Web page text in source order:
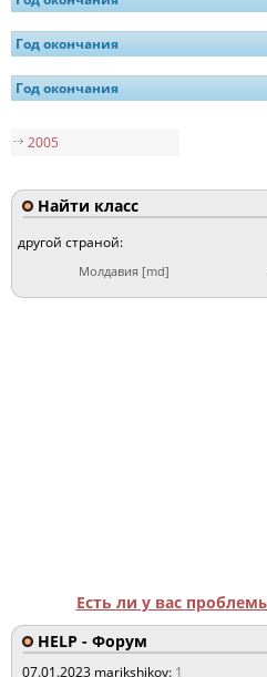
Год окончания
Год окончания
2005
Найти класс
другой страной:
Молдавия [md]
Есть ли у вас
HELP - Форум
07.01.2023 marikshikov: 1